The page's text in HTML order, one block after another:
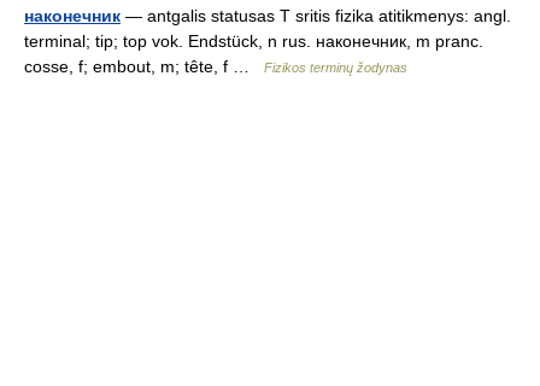
наконечник — antgalis statusas T sritis fizika atitikmenys: angl.
terminal; tip; top vok. Endstück, n rus. наконечник, m pranc.
cosse, f; embout, m; tête, f …
Fizikos terminų žodynas